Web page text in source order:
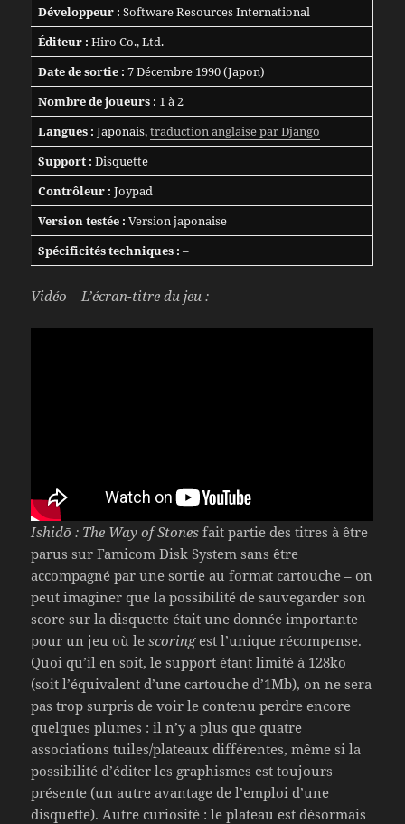
Développeur : Software Resources International
Éditeur : Hiro Co., Ltd.
Date de sortie : 7 Décembre 1990 (Japon)
Nombre de joueurs : 1 à 2
Langues : Japonais,traduction anglaise par Django
Support : Disquette
Contrôleur : Joypad
Version testée : Version japonaise
Spécificités techniques : –
Vidéo – L’écran-titre du jeu :
Ishidō : The Way of Stones fait partie des titres à être
parus sur Famicom Disk System sans être
accompagné par une sortie au format cartouche – on
peut imaginer que la possibilité de sauvegarder son
score sur la disquette était une donnée importante
pour un jeu où lescoringest l’unique récompense.
Quoi qu’il en soit, le support étant limité à 128ko
(soit l’équivalent d’une cartouche d’1Mb), on ne sera
pas trop surpris de voir le contenu perdre encore
quelques plumes : il n’y a plus que quatre
associations tuiles/plateaux différentes, même si la
possibilité d’éditer les graphismes est toujours
présente (un autre avantage de l’emploi d’une
disquette). Autre curiosité : le plateau est désormais